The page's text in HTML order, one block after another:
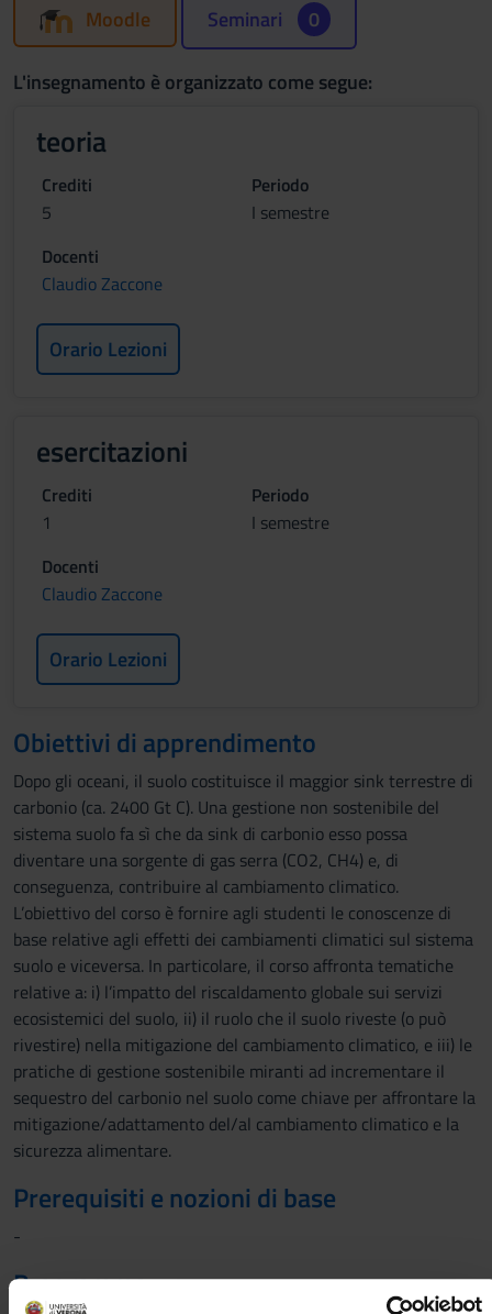
Moodle Seminari 0
L'insegnamento è organizzato come segue:
teoria
Crediti
5
Periodo
I semestre
Docenti
Claudio Zaccone
Orario Lezioni
esercitazioni
Crediti
1
Periodo
I semestre
Docenti
Claudio Zaccone
Orario Lezioni
Obiettivi di apprendimento
Dopo gli oceani, il suolo costituisce il maggior sink terrestre di
carbonio (ca. 2400 Gt C). Una gestione non sostenibile del
sistema suolo fa sì che da sink di carbonio esso possa
diventare una sorgente di gas serra (CO2, CH4) e, di
conseguenza, contribuire al cambiamento climatico.
L’obiettivo del corso è fornire agli studenti le conoscenze di
base relative agli effetti dei cambiamenti climatici sul sistema
suolo e viceversa. In particolare, il corso affronta tematiche
relative a: i) l’impatto del riscaldamento globale sui servizi
ecosistemici del suolo, ii) il ruolo che il suolo riveste (o può
rivestire) nella mitigazione del cambiamento climatico, e iii) le
pratiche di gestione sostenibile miranti ad incrementare il
sequestro del carbonio nel suolo come chiave per affrontare la
mitigazione/adattamento del/al cambiamento climatico e la
sicurezza alimentare.
Prerequisiti e nozioni di base
-
Programma